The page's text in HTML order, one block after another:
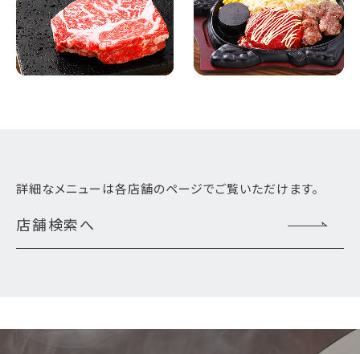
詳細なメニューは各店舗のページでご覧いただけます。
店舗検索へ